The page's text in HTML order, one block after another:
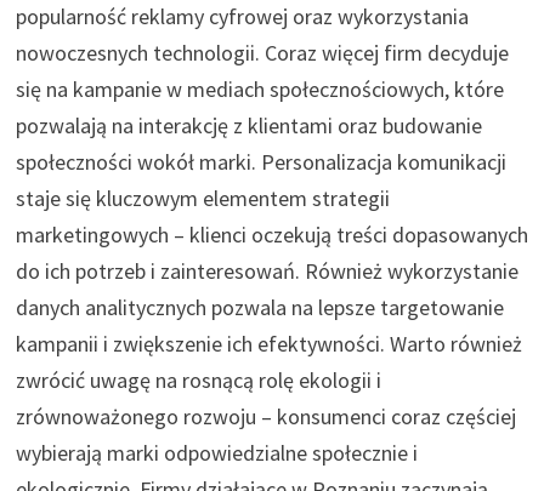
popularność reklamy cyfrowej oraz wykorzystania
nowoczesnych technologii. Coraz więcej firm decyduje
się na kampanie w mediach społecznościowych, które
pozwalają na interakcję z klientami oraz budowanie
społeczności wokół marki. Personalizacja komunikacji
staje się kluczowym elementem strategii
marketingowych – klienci oczekują treści dopasowanych
do ich potrzeb i zainteresowań. Również wykorzystanie
danych analitycznych pozwala na lepsze targetowanie
kampanii i zwiększenie ich efektywności. Warto również
zwrócić uwagę na rosnącą rolę ekologii i
zrównoważonego rozwoju – konsumenci coraz częściej
wybierają marki odpowiedzialne społecznie i